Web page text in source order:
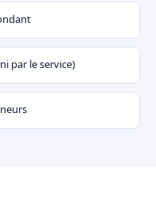
par le service)